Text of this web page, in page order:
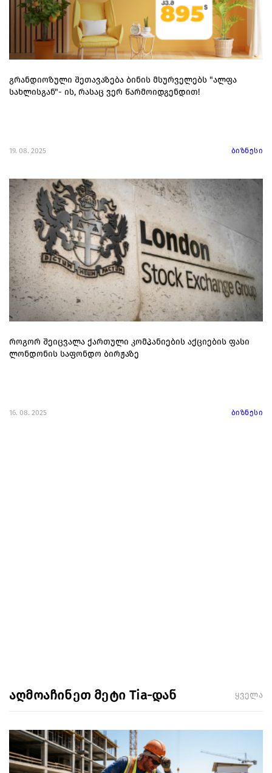
გრანდიოზული შეთავაზება ბინის მსურველებს "ალფა
სახლისგან"- ის, რასაც ვერ წარმოიდგენდით!
19. 08. 2025 ბიზნესი
როგორ შეიცვალა ქართული კომპანიების აქციების ფასი
ლონდონის საფონდო ბირჟაზე
16. 08. 2025 ბიზნესი
აღმოაჩინეთ მეტი Tia-დან ყველა